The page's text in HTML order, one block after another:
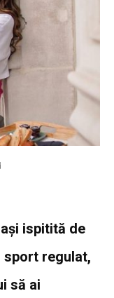
ispitită de
regulat,
să ai